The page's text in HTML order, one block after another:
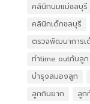
คลินิกนมแม่ชลบุรี
คลินิกเด็กชลบุรี
ตรวจพัฒนาการเ
ทำtime outกับลูก
บำรุงสมองลูก
ลูกกินยาก
ลูก